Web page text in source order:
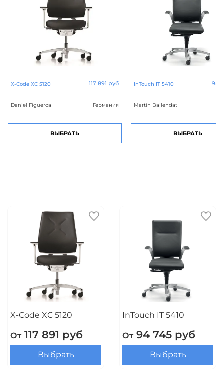
X-Code XC 5120 117 891 руб
Daniel Figueroa Германия
ВЫБРАТЬ
InTouch IT 5410 94
Martin Ballendat
ВЫБРАТЬ
X-Code XC 5120
От117 891 руб
Выбрать
InTouch IT 5410
От94 745 руб
Выбрать